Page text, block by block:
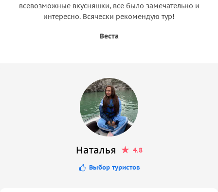
всевозможные вкусняшки, все было замечательно и
интересно. Всячески рекомендую тур!
Веста
Наталья 4.8
Выбор туристов